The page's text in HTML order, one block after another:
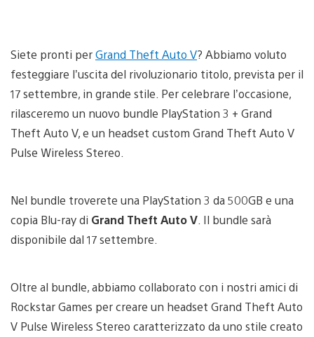
Siete pronti perGrand Theft Auto V? Abbiamo voluto
festeggiare l’uscita del rivoluzionario titolo, prevista per il
17 settembre, in grande stile. Per celebrare l’occasione,
rilasceremo un nuovo bundle PlayStation 3 + Grand
Theft Auto V, e un headset custom Grand Theft Auto V
Pulse Wireless Stereo.
Nel bundle troverete una PlayStation 3 da 500GB e una
copia Blu-ray di Grand Theft Auto V . Il bundle sarà
disponibile dal 17 settembre.
Oltre al bundle, abbiamo collaborato con i nostri amici di
Rockstar Games per creare un headset Grand Theft Auto
V Pulse Wireless Stereo caratterizzato da uno stile creato